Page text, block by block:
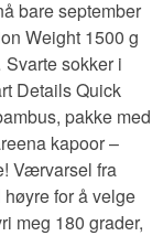
bare september
Weight 1500 g
sokker i
Details Quick
pakke med
kapoor –
Værvarsel fra
for å velge
meg 180 grader,